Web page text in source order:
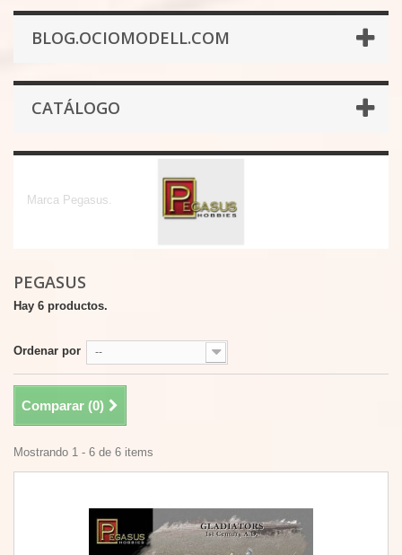
BLOG.OCIOMODELL.COM
CATÁLOGO
Marca Pegasus.
PEGASUS
Hay 6 productos.
Ordenar por --
Comparar (0)
Mostrando 1 - 6 de 6 items